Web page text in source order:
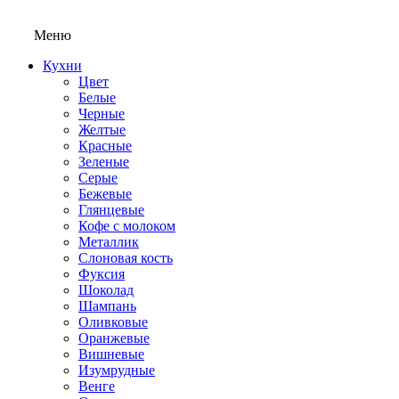
Меню
Кухни
Цвет
Белые
Черные
Желтые
Красные
Зеленые
Серые
Бежевые
Глянцевые
Кофе с молоком
Металлик
Слоновая кость
Фуксия
Шоколад
Шампань
Оливковые
Оранжевые
Вишневые
Изумрудные
Венге